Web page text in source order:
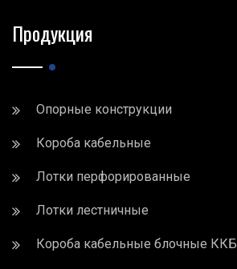
Продукция
Опорные конструкции
Короба кабельные
Лотки перфорированные
Лотки лестничные
Короба кабельные блочные ККБ